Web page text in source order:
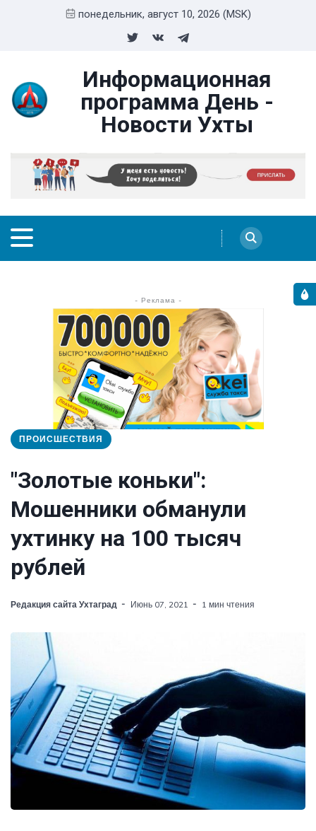
понедельник, август 10, 2026 (MSK)
Информационная
программа День -
Новости Ухты
- Реклама -
ПРОИСШЕСТВИЯ
"Золотые коньки":
Мошенники обманули
ухтинку на 100 тысяч
рублей
Редакция сайта Ухтаград Июнь 07, 2021 1 мин чтения